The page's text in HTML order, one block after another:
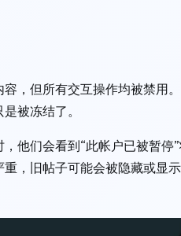
，但所有交互操作均被禁用
被冻结了。
他们会看到“此帐户已被暂停
，旧帖子可能会被隐藏或显